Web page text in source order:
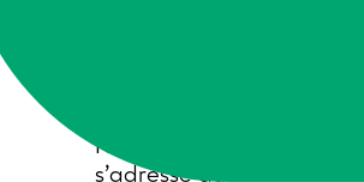
Nouveauté : ce site
s’adresse aussi aux